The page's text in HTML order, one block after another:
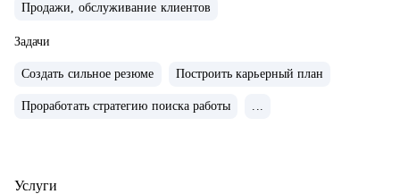
процессов.
• Спикер-эксперт в Phoenix Education — бюро
образовательных проектов.
сопроводительное письмо.
Продажи, обслуживание клиентов
Задачи
Создать сильное резюме Построить карьерный план
Проработать стратегию поиска работы ...
Услуги